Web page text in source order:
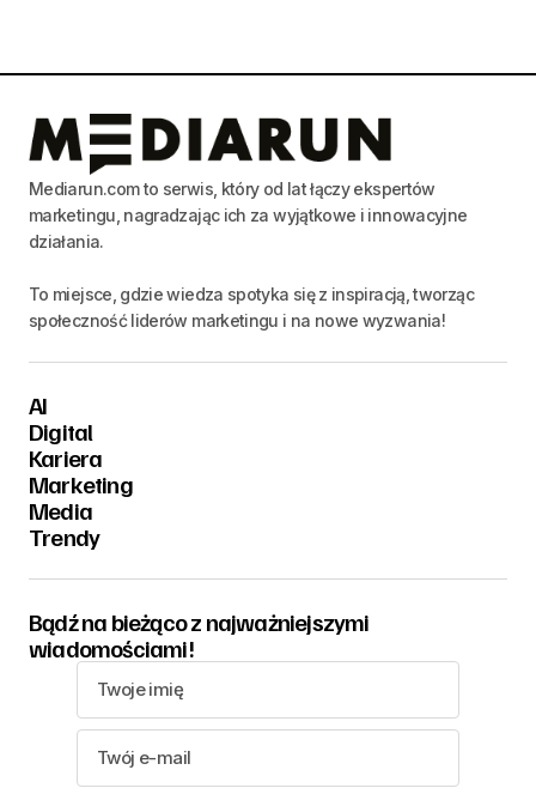
Mediarun.com to serwis, który od lat łączy ekspertów
marketingu, nagradzając ich za wyjątkowe i innowacyjne
działania.
To miejsce, gdzie wiedza spotyka się z inspiracją, tworząc
społeczność liderów marketingu i na nowe wyzwania!
AI
Digital
Kariera
Marketing
Media
Trendy
Bądź na bieżąco z najważniejszymi
wiadomościami!